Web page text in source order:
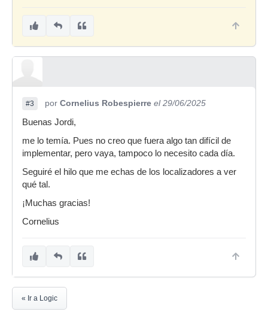
#3 por Cornelius Robespierre el 29/06/2025
Buenas Jordi,
me lo temía. Pues no creo que fuera algo tan difícil de
implementar, pero vaya, tampoco lo necesito cada día.
Seguiré el hilo que me echas de los localizadores a ver
qué tal.
¡Muchas gracias!
Cornelius
« Ir a Logic